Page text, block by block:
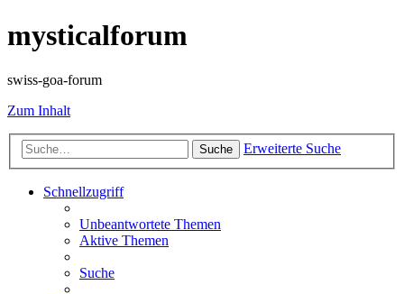
mysticalforum
swiss-goa-forum
Zum Inhalt
Suche Erweiterte Suche
Schnellzugriff
Unbeantwortete Themen
Aktive Themen
Suche